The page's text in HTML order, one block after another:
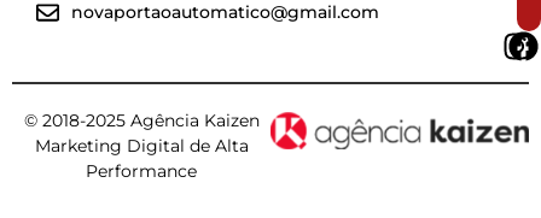
novaportaoautomatico@gmail.com
© 2018-2025 Agência Kaizen
Marketing Digital de Alta
Performance